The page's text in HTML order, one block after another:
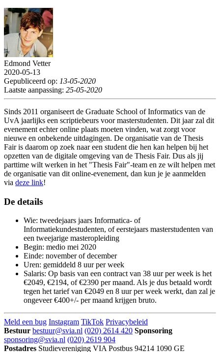
Edmond Vetter
2020-05-13
Gepubliceerd op: 13-05-2020
Laatste aanpassing: 25-05-2020
Sinds 2011 organiseert de Graduate School of Informatics van de
UvA jaarlijks een scriptiebeurs voor masterstudenten. Dit jaar zal dit
evenement echter online plaats moeten vinden, wat zorgt voor
nieuwe en onbekende uitdagingen. De organisatie van de Thesis
Fair is daarom op zoek naar een student die hen kan helpen bij het
opzetten van de digitale omgeving van de Thesis Fair. Dus als jij
parttime wilt werken in het "Thesis Fair"-team en ze wilt helpen met
de organisatie van dit online-evenement, dan kun je je aanmelden
via deze link!
De details
Wie: tweedejaars jaars Informatica- of
Informatiekundestudenten, of eerstejaars masterstudenten van
een tweejarige masteropleiding
Begin: medio mei 2020
Einde: november of december
Uren: gemiddeld 8 uur per week
Salaris: Op basis van een contract van 38 uur per week is het
€2049, €2194, of €2390 per maand. Als je dus betaald wordt
tegen het tarief van €2049 en 8 uur per week werkt, dan zal je
ongeveer €400+/- per maand krijgen bruto.
Meld een bug Instagram TikTok Privacybeleid
Bestuur bestuur@svia.nl (020) 2614 420 Sponsoring
sponsoring@svia.nl (020) 2619 904
Postadres Studievereniging VIA Postbus 94214 1090 GE